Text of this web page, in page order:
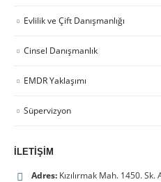
Evlilik ve Çift Danışmanlığı
Cinsel Danışmanlık
EMDR Yaklaşımı
Süpervizyon
İLETIŞIM
Adres: Kızılırmak Mah. 1450.